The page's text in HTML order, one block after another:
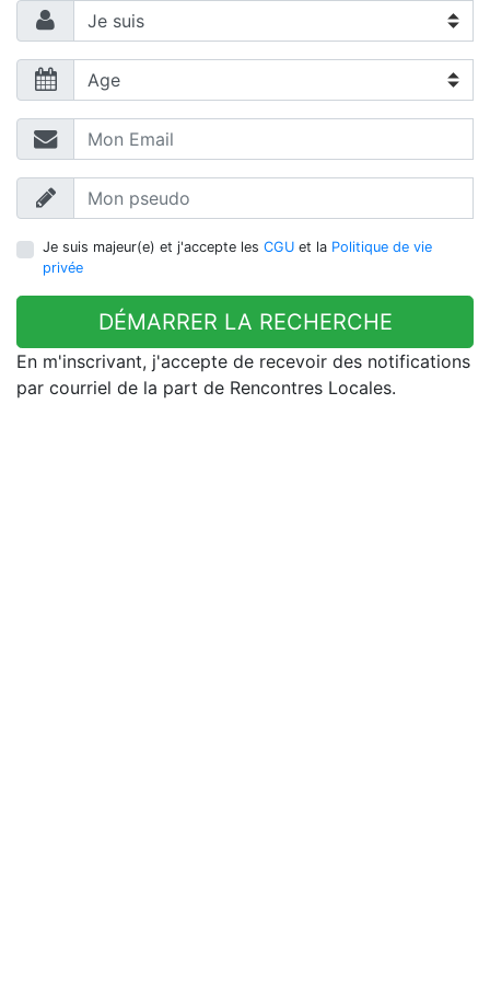
Je suis majeur(e) et j'accepte les CGU et la Politique de vie
privée
DÉMARRER LA RECHERCHE
En m'inscrivant, j'accepte de recevoir des notifications
par courriel de la part de Rencontres Locales.